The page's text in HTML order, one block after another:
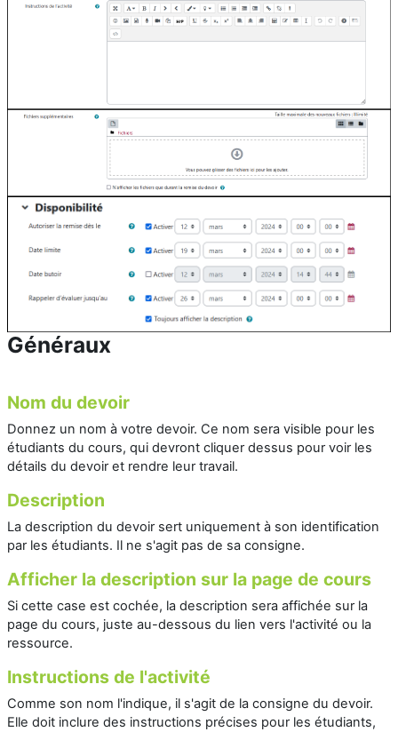
Généraux
Nom du devoir
Donnez un nom à votre devoir. Ce nom sera visible pour les
étudiants du cours, qui devront cliquer dessus pour voir les
détails du devoir et rendre leur travail.
Description
La description du devoir sert uniquement à son identification
par les étudiants. Il ne s'agit pas de sa consigne.
Afficher la description sur la page de cours
Si cette case est cochée, la description sera affichée sur la
page du cours, juste au-dessous du lien vers l'activité ou la
ressource.
Instructions de l'activité
Comme son nom l'indique, il s'agit de la consigne du devoir.
Elle doit inclure des instructions précises pour les étudiants,